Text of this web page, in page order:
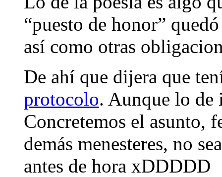
“puesto de honor”
así como otras
De ahí que dijera que
protocolo. Aunque lo de
Concretemos el asunto,
demás menesteres, no
antes de hora xDDDDD